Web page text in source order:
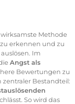
Methode
erkennen und zu
Im
Angst als
Bewertungen zu
Bestandteil:
So wird das